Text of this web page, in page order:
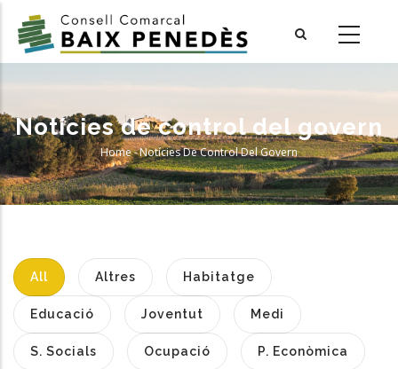
main
Notícies de control del govern
Breadcrumb
Home-Notícies De Control Del Govern
All Altres Habitatge
Educació Joventut Medi
S. Socials Ocupació P. Econòmica